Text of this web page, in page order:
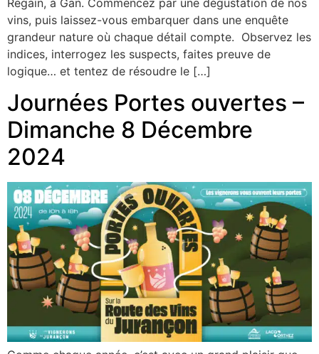
Regain, à Gan. Commencez par une dégustation de nos
vins, puis laissez-vous embarquer dans une enquête
grandeur nature où chaque détail compte. Observez les
indices, interrogez les suspects, faites preuve de
logique… et tentez de résoudre le […]
Journées Portes ouvertes –
Dimanche 8 Décembre
2024